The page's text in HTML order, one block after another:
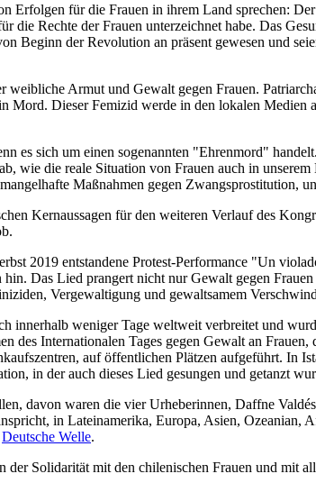
Erfolgen für die Frauen in ihrem Land sprechen:
die Rechte der Frauen unterzeichnet habe. Das
Beginn der Revolution an präsent gewesen und
weibliche Armut und Gewalt gegen Frauen.
Mord. Dieser Femizid werde in den lokalen
es sich um einen sogenannten "Ehrenmord"
wie die reale Situation von Frauen auch in
Maßnahmen gegen Zwangsprostitution,
Kernaussagen für den weiteren Verlauf des
2019 entstandene Protest-Performance "Un
hin. Das Lied prangert nicht nur Gewalt gegen
Vergewaltigung und gewaltsamem
innerhalb weniger Tage weltweit verbreitet und
des Internationalen Tages gegen Gewalt an Frauen,
auf öffentlichen Plätzen aufgeführt. In
in der auch dieses Lied gesungen und getanzt
davon waren die vier Urheberinnen, Daffne
in Lateinamerika, Europa, Asien,
Deutsche Welle.
Solidarität mit den chilenischen Frauen und mit